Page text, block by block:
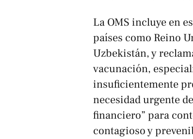
La OMS incluye en
países como Reino
Uzbekistán, y
vacunación,
insuficientemente
necesidad urgente
financiero” para
contagioso y